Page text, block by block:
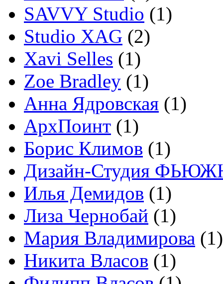
SAVVY Studio (1)
Studio XAG (2)
Xavi Selles (1)
Zoe Bradley (1)
Анна Ядровская (1)
АрхПоинт (1)
Борис Климов (1)
Дизайн-Студия
Илья Демидов (1)
Лиза Чернобай (1)
Мария Владимирова (1)
Никита Власов (1)